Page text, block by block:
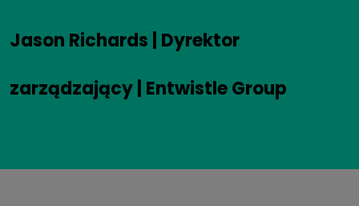
Jason Richards | Dyrektor
zarządzający | Entwistle Group